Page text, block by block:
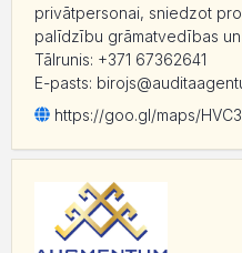
privātpersonai, sniedzot
palīdzību grāmatvedības un
Tālrunis: +371 67362641
E-pasts:
https://goo.gl/maps/